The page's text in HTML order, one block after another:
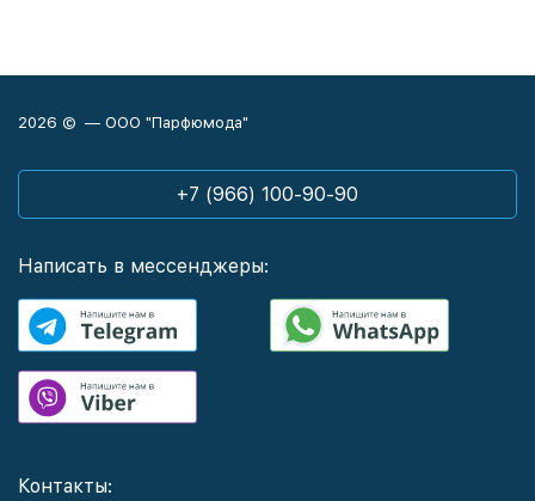
2026 © — ООО "Парфюмода"
+7 (966) 100-90-90
Написать в мессенджеры:
Контакты: